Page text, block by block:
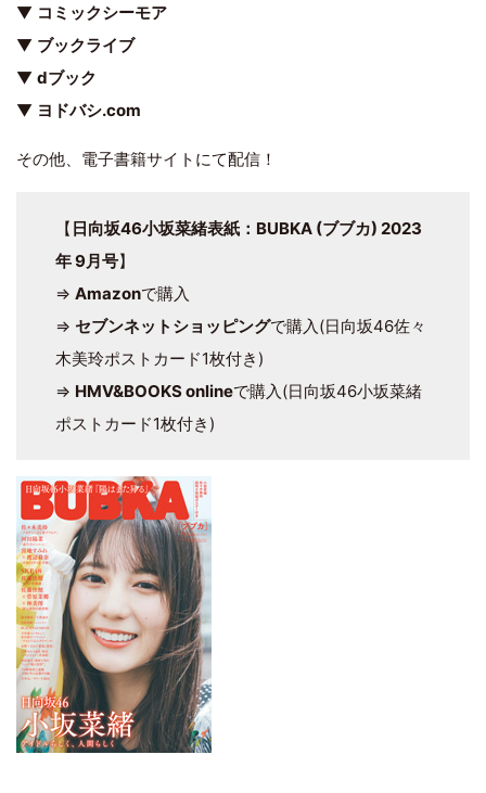
▼ コミックシーモア
▼ ブックライブ
▼ dブック
▼ ヨドバシ.com
その他、電子書籍サイトにて配信！
【 日向坂46小坂菜緒表紙：BUBKA (ブブカ) 2023
年 9月号】
⇒ Amazonで購入
⇒ セブンネットショッピングで購入(日向坂46佐々
木美玲ポストカード1枚付き)
⇒ HMV&BOOKS onlineで購入(日向坂46小坂菜緒
ポストカード1枚付き)